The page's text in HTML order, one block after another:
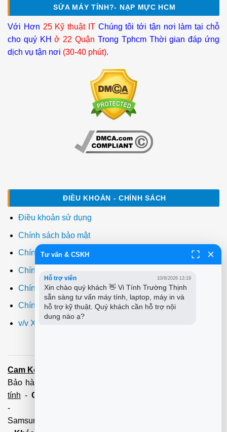
SỬA MÁY TÍNH?- NẠP MỰC HCM
Với Hơn 25 Kỹ thuật ITChúng tôi tới tận nơi làm tại chỗ
cho quý KHở 22 Quận Trong Tphcm Thời gian đáp ứng
dịch vụ tận nơi (30-40 phút).
ĐIỀU KHOẢN - CHÍNH SÁCH
Điều khoản sử dụng
Chính sách bảo mật
Chính sách thanh toán
Chính sách giao hàng
Chính sách đổi trả
Chính sách bảo hành
v/v Xuất hóa đơn đỏ VAT
Cam Kết:
Bảo hành tận tâm - Xuất hóa đơn đỏ đầy đủ
tính - Cài Win Tận Nơi
-
Samsung,Brother,Xeroc,Panasonic): 100 - 180,000 vnđ
Tư vấn & CSKH
Hỗ trợ viên 10/8/2026 13:19
Xin chào quý khách 👋 Vi Tính Trường Thịnh
sẵn sàng tư vấn máy tính, laptop, máy in và
hỗ trợ kỹ thuật. Quý khách cần hỗ trợ nội
dung nào ạ?